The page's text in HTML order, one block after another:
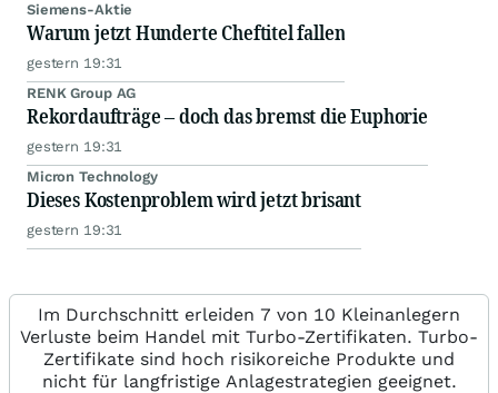
Siemens-Aktie
Warum jetzt Hunderte Cheftitel fallen
gestern 19:31
RENK Group AG
Rekordaufträge – doch das bremst die Euphorie
gestern 19:31
Micron Technology
Dieses Kostenproblem wird jetzt brisant
gestern 19:31
Im Durchschnitt erleiden 7 von 10 Kleinanlegern
Verluste beim Handel mit Turbo-Zertifikaten. Turbo-
Zertifikate sind hoch risikoreiche Produkte und
nicht für langfristige Anlagestrategien geeignet.